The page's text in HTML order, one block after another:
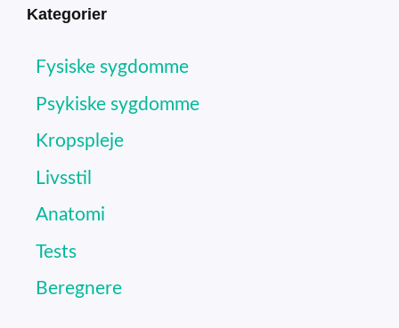
Kategorier
Fysiske sygdomme
Psykiske sygdomme
Kropspleje
Livsstil
Anatomi
Tests
Beregnere